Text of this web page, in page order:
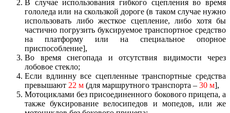
В случае использования гибкого сцепления во время
гололеда или на скользкой дороге (в таком случае нужно
использовать либо жесткое сцепление, либо хотя бы
частично погрузить буксируемое транспортное средство
на платформу или на специальное опорное
приспособление],
Во время снегопада и отсутствия видимости через
лобовое стекло;
Если вдлинну все сцепленные транспортные средства
превышают 22 м (для маршрутного транспорта – 30 м],
Мотоциклами без присоединенного бокового прицепа, а
также буксирование велосипедов и мопедов, или же